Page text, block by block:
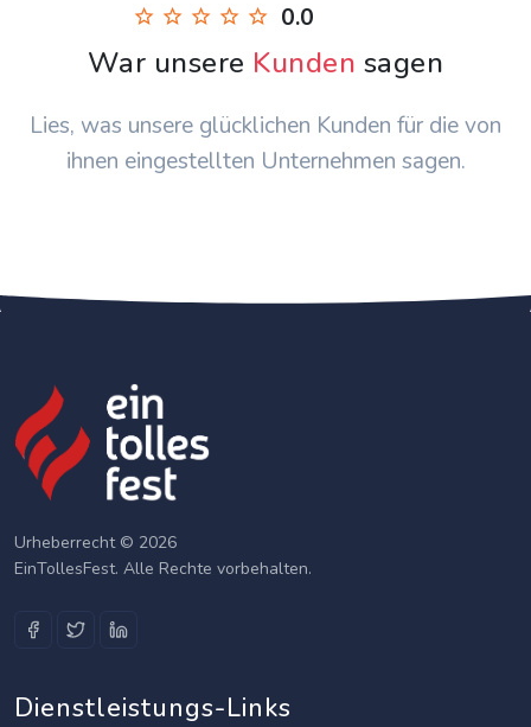
0.0
War unsere Kunden sagen
Lies, was unsere glücklichen Kunden für die von
ihnen eingestellten Unternehmen sagen.
Urheberrecht © 2026
EinTollesFest. Alle Rechte vorbehalten.
Dienstleistungs-Links